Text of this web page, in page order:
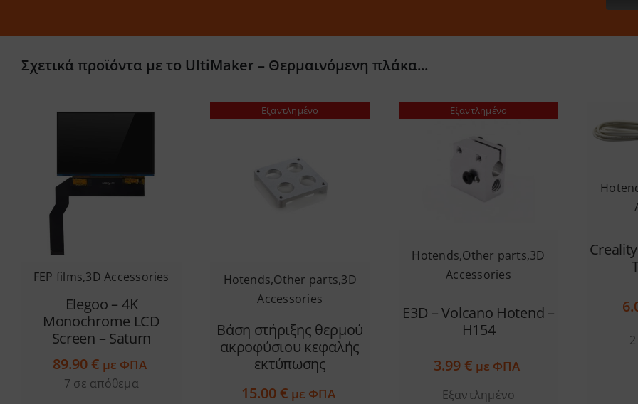
Σχετικά προϊόντα με το UltiMaker – Θερμαινόμενη πλάκα...
FEP films,3D Accessories
Elegoo – 4K
Monochrome LCD
Screen – Saturn
89.90€ με ΦΠΑ
7 σε απόθεμα
Εξαντλημένο
Hotends,Other parts,3D
Accessories
Βάση στήριξης θερμού
ακροφύσιου κεφαλής
εκτύπωσης
15.00€ με ΦΠΑ
Εξαντλημένο
Hotends,Other parts,3D
Accessories
E3D – Volcano Hotend –
H154
3.99€ με ΦΠΑ
Εξαντλημένο